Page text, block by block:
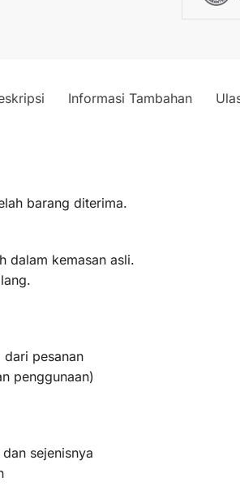
Informasi Tambahan
barang diterima.
dalam kemasan asli.
pesanan
penggunaan)
sejenisnya